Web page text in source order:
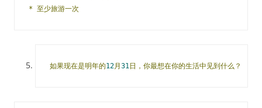
* 至少旅游一次
如果现在是明年的12月 31​日，你最想在你的生活中见到什么？